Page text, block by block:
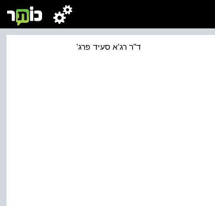
ד"ר רג'א סעיד פרג'